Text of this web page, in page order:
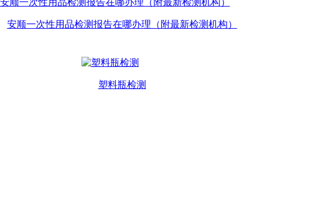
安顺一次性用品检测报告在哪办理（附最新检测机构）
塑料瓶检测